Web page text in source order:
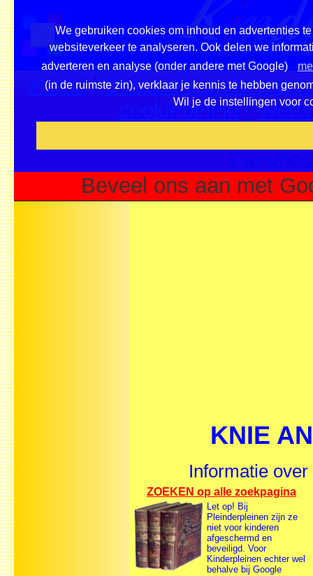
We gebruiken cookies om inhoud en advertenties
websiteverkeer te analyseren. Ook delen we
adverteren en analyse (onder andere met Google)
(in de ruimste zin), verklaar je kennis te hebben
Wil je de instellingen voor
Home|Overzicht
cookiebeleid|
Beveel ons aan met
KNIE
Informatie
ZOEKEN op alle zoekpagina
Let op! Bij
Pleinderpleinen zijn ze
niet voor kinderen
afgeschermd en
beveiligd. Voor
Kinderpleinen echter wel
behalve bij Google